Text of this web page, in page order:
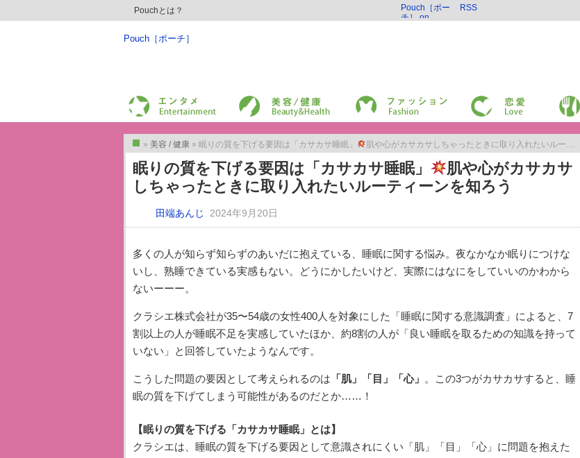
Pouchとは？
Pouch［ポー
チ］ on
RSS
Pouch［ポーチ］
エンターテイメント 美容/健康 ファッション 恋愛 グルメ
トップ
» 美容 / 健康 » 眠りの質を下げる要因は「カサカサ睡眠」 肌や心がカサカサしちゃったときに取り入れたいルーティーンを知ろう
眠りの質を下げる要因は「カサカサ睡眠」
肌や心がカサカサ
しちゃったときに取り入れたいルーティーンを知ろう
田端あんじ 2024年9月20日
多くの人が知らず知らずのあいだに抱えている、睡眠に関する悩み。夜なかなか眠りにつけな
いし、熟睡できている実感もない。どうにかしたいけど、実際にはなにをしていいのかわから
ないーーー。
クラシエ株式会社が35〜54歳の女性400人を対象にした「睡眠に関する意識調査」によると、7
割以上の人が睡眠不足を実感していたほか、約8割の人が「良い睡眠を取るための知識を持って
いない」と回答していたようなんです。
こうした問題の要因として考えられるのは 「肌」「目」「心」 。この3つがカサカサすると、睡
眠の質を下げてしまう可能性があるのだとか……！
【眠りの質を下げる「カサカサ睡眠」とは】
クラシエは、睡眠の質を下げる要因として意識されにくい「肌」「目」「心」に問題を抱えた